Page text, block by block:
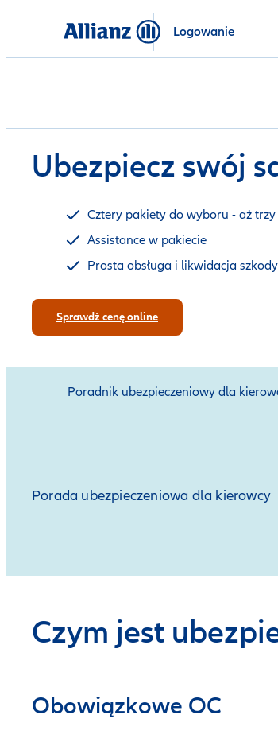
Logowanie
Ubezpiecz swój
Cztery pakiety do wyboru - aż
Assistance w pakiecie
Prosta obsługa i likwidacja szkody
Sprawdź cenę online
Poradnik ubezpieczeniowy dla
Porada ubezpieczeniowa dla kierowcy
Czym jest
Obowiązkowe OC